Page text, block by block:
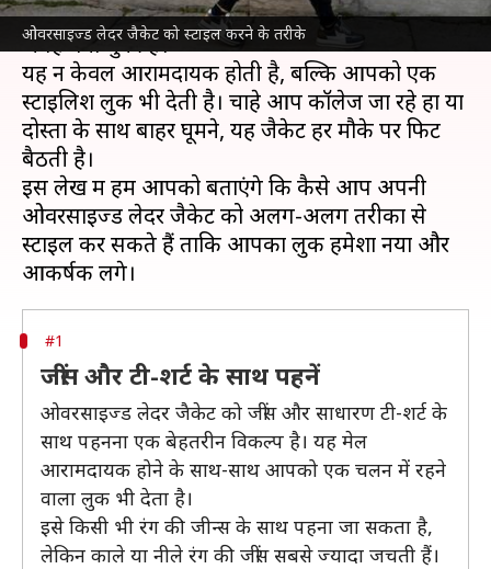
ओवरसाइज्ड लेदर जैकेट को स्टाइल करने के तरीके
ओवरसाइज्ड लेदर जैकेट आजकल के फैशन में एक खास
जगह बना चुकी है।
यह न केवल आरामदायक होती है, बल्कि आपको एक
स्टाइलिश लुक भी देती है। चाहे आप कॉलेज जा रहे हों या
दोस्तों के साथ बाहर घूमने, यह जैकेट हर मौके पर फिट
बैठती है।
इस लेख में हम आपको बताएंगे कि कैसे आप अपनी
ओवरसाइज्ड लेदर जैकेट को अलग-अलग तरीकों से
स्टाइल कर सकते हैं ताकि आपका लुक हमेशा नया और
#1
जींस और टी-शर्ट के साथ पहनें
ओवरसाइज्ड लेदर जैकेट को जींस और साधारण टी-शर्ट के
साथ पहनना एक बेहतरीन विकल्प है। यह मेल
आरामदायक होने के साथ-साथ आपको एक चलन में रहने
वाला लुक भी देता है।
इसे किसी भी रंग की जीन्स के साथ पहना जा सकता है,
लेकिन काले या नीले रंग की जींस सबसे ज्यादा जचती हैं।